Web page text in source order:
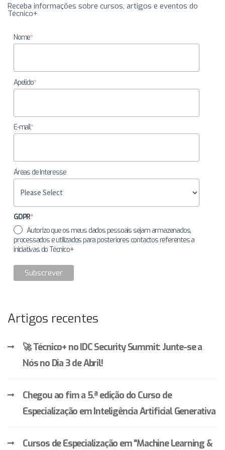
Receba informações sobre cursos, artigos e eventos do
Técnico+
Nome*
Apelido*
E-mail*
Áreas de Interesse
GDPR*
Autorizo que os meus dados pessoais sejam armazenados,
processados e utilizados para posteriores contactos referentes a
iniciativas do Técnico+
Artigos recentes
🚀 Técnico+ no IDC Security Summit: Junte-se a
Nós no Dia 3 de Abril!
Chegou ao fim a 5.ª edição do Curso de
Especialização em Inteligência Artificial Generativa
Cursos de Especialização em "Machine Learning &